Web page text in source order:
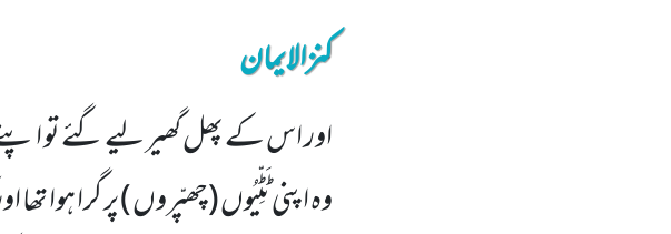
کنزالایمان
اور اس کے پھل گھیر لیے گئے تو اپنے
وہ اپنی ٹَٹِّیُوں (چھپّروں ) پر گرا ہوا